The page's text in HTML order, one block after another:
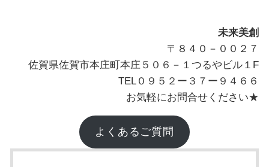
未来美創
〒８４０－００２７
佐賀県佐賀市本庄町本庄５０６－１つるやビル１F
TEL０９５２ー３７ー９４６６
お気軽にお問合せください★
よくあるご質問